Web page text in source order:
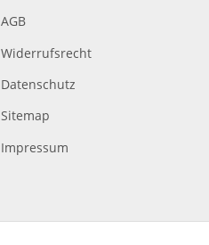
AGB
Widerrufsrecht
Datenschutz
Sitemap
Impressum